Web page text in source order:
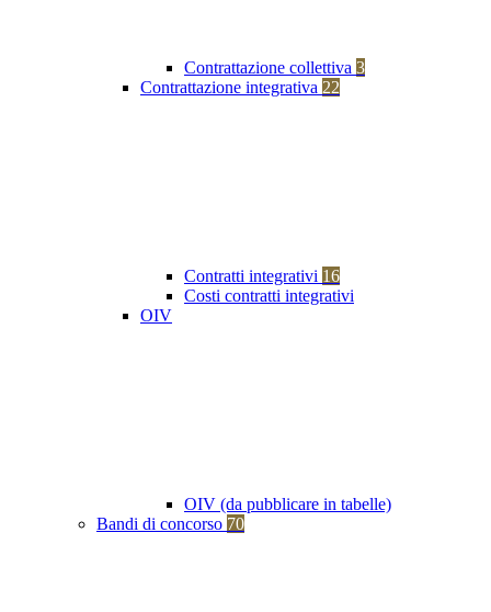
Contrattazione collettiva 3
Contrattazione integrativa 22
Contratti integrativi 16
Costi contratti integrativi
OIV
OIV (da pubblicare in tabelle)
Bandi di concorso 70